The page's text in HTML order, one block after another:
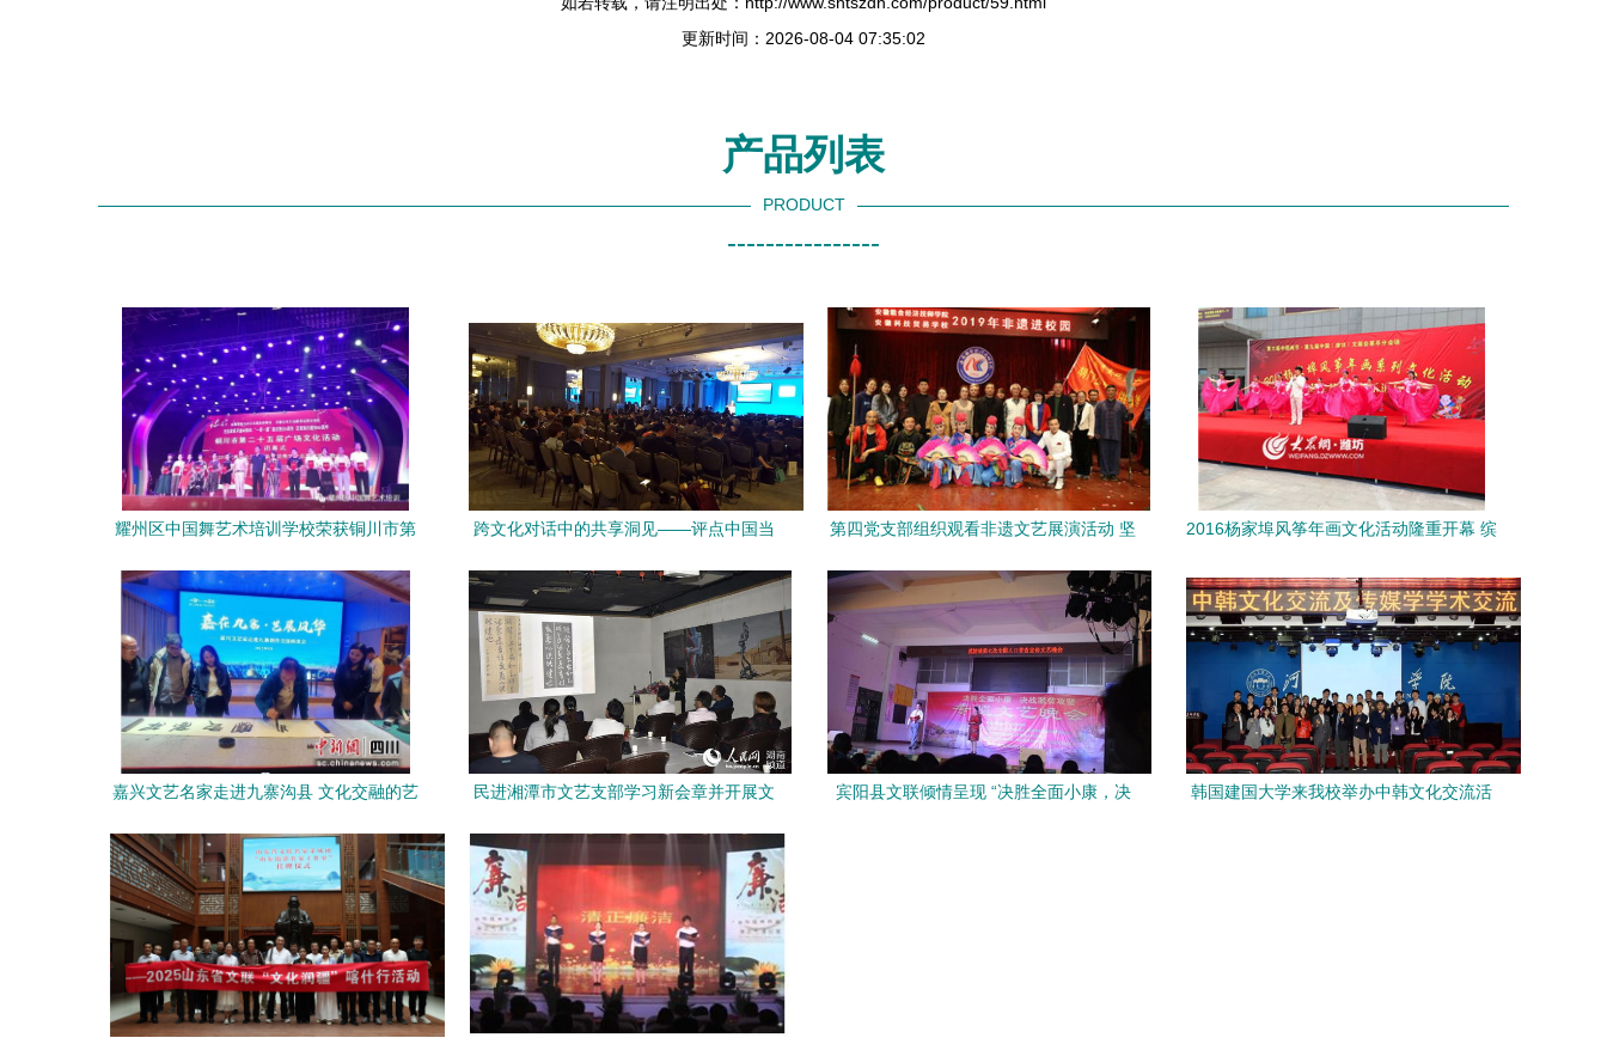
更新时间：2026-08-04 07:35:02
产品列表
PRODUCT
----------------
耀州区中国舞艺术培训学校荣获铜川市第
艺术交流显成效
跨文化对话中的共享洞见——评点中国当
活动
第四党支部组织观看非遗文艺展演活动 坚
2016杨家埠风筝年画文化活动隆重开幕 缤
嘉兴文艺名家走进九寨沟县 文化交融的艺
民进湘潭市文艺支部学习新会章并开展文
宾阳县文联倾情呈现 “决胜全面小康，决
韩国建国大学来我校举办中韩文化交流活